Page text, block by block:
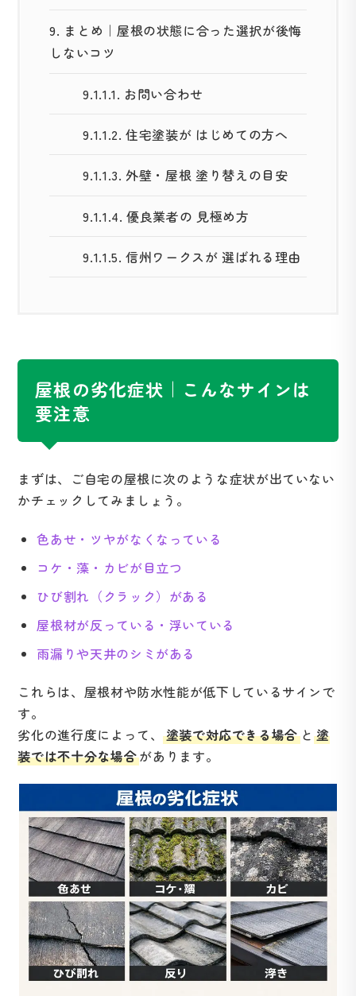
9. まとめ｜屋根の状態に合った選択が後悔
しないコツ
9.1.1.1. お問い合わせ
9.1.1.2.住宅塗装が はじめての方へ
9.1.1.3. 外壁・屋根 塗り替えの目安
9.1.1.4.優良業者の 見極め方
9.1.1.5.信州ワークスが 選ばれる理由
屋根の劣化症状｜こんなサインは
要注意
まずは、ご自宅の屋根に次のような症状が出ていない
かチェックしてみましょう。
色あせ・ツヤがなくなっている
コケ・藻・カビが目立つ
ひび割れ（クラック）がある
屋根材が反っている・浮いている
雨漏りや天井のシミがある
これらは、屋根材や防水性能が低下しているサインで
す。
劣化の進行度によって、塗装で対応できる場合 と 塗
装では不十分な場合があります。